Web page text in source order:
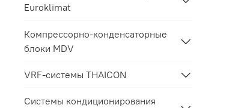
Euroklimat
Компрессорно-конденсаторные
блоки MDV
VRF-системы THAICON
Системы кондиционирования